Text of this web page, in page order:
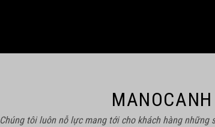
Chúng tôi luôn nỗ lực mang tới cho khách hàng